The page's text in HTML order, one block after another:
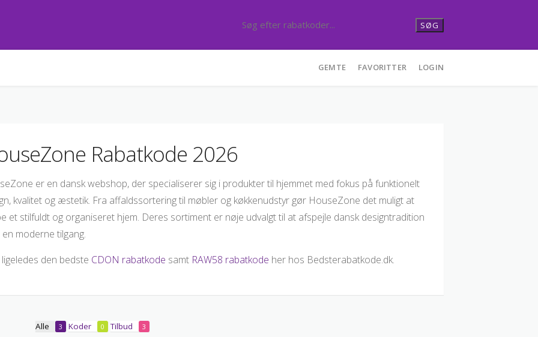
SØG
GEMTE FAVORITTER LOGIN
Rabatkode 2026
er en dansk webshop, der specialiserer sig i produkter til hjemmet med fokus på funktionelt
kvalitet og æstetik. Fra affaldssortering til møbler og køkkenudstyr gør HouseZone det muligt at
et stilfuldt og organiseret hjem. Deres sortiment er nøje udvalgt til at afspejle dansk designtradition
moderne tilgang.
den bedste CDON rabatkode samt RAW58 rabatkode her hos Bedsterabatkode.dk.
Alle 3 Koder 0 Tilbud 3